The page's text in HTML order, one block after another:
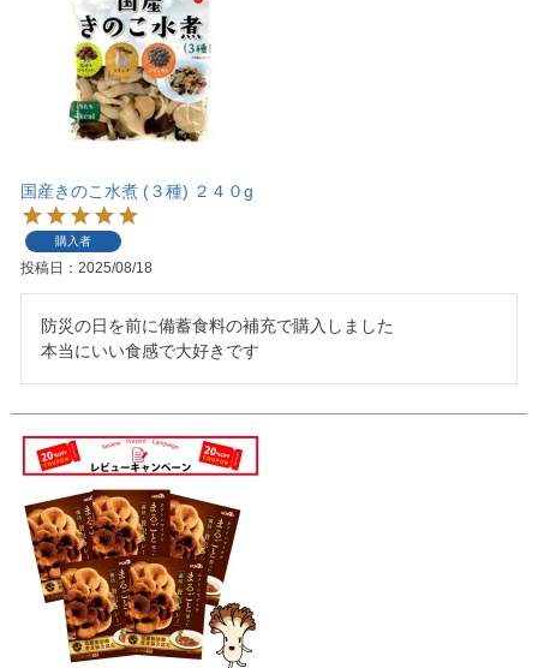
国産きのこ水煮 (３種) ２４０g
購入者
投稿日 2025/08/18
防災の日を前に備蓄食料の補充で購入しました
本当にいい食感で大好きです